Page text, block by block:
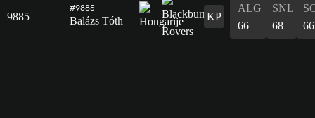
9885
#9885
Balázs Tóth KP
ALG
66
SNL
68
66